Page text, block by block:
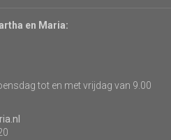
en Maria:
tot en met vrijdag van 9.00